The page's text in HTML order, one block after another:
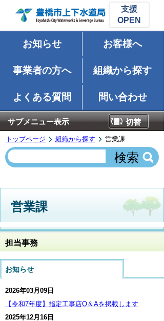
支援
お知らせ お客様へ
事業者の方へ 組織から探す
よくある質問 問い合わせ
サブメニュー表示 切替
トップページ 組織から探す 営業課
営業課
担当事務
お知らせ
2026年03月09日
【令和7年度】指定工事店Q＆Aを掲載します
2025年12月16日